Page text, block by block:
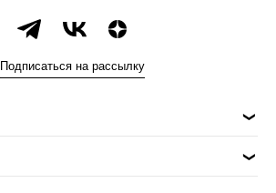
Подписаться на рассылку